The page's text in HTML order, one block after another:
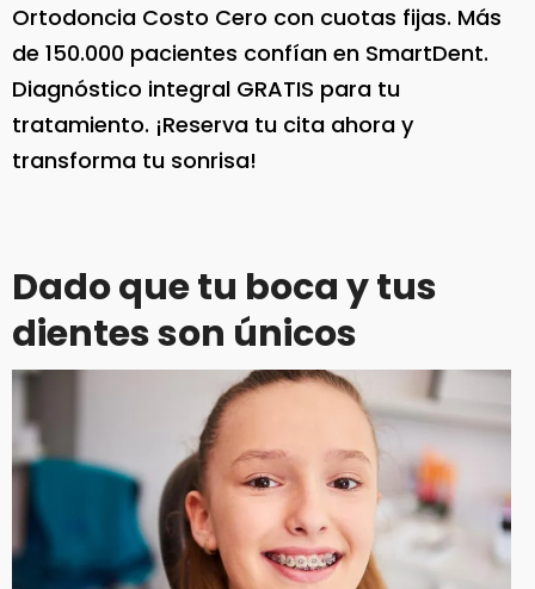
Ortodoncia Costo Cero con cuotas fijas. Más
de 150.000 pacientes confían en SmartDent.
Diagnóstico integral GRATIS para tu
tratamiento. ¡Reserva tu cita ahora y
transforma tu sonrisa!
Dado que tu boca y tus
dientes son únicos